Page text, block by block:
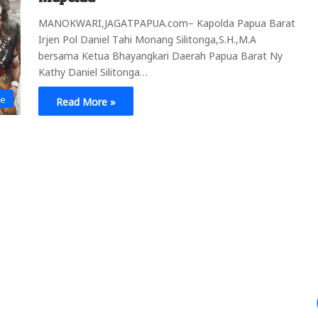
MANOKWARI,JAGATPAPUA.com– Kapolda Papua Barat
Irjen Pol Daniel Tahi Monang Silitonga,S.H.,M.A
bersama Ketua Bhayangkari Daerah Papua Barat Ny
Kathy Daniel Silitonga…
Read More »